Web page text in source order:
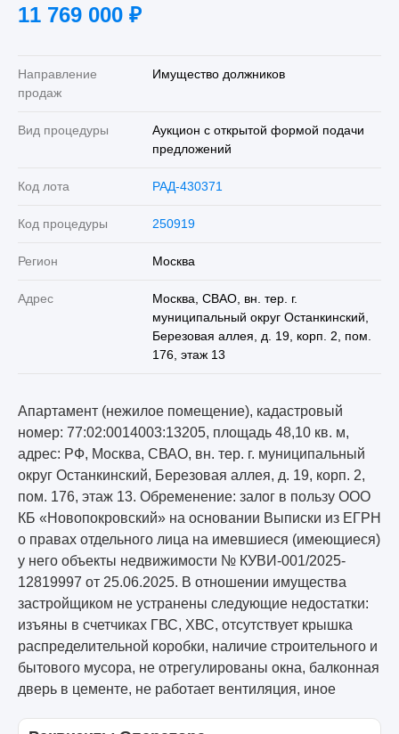
11 769 000 ₽
Направление
продаж
Имущество должников
Вид процедуры
Аукцион с открытой формой подачи
предложений
Код лота РАД-430371
Код процедуры 250919
Регион Москва
Адрес
Москва, СВАО, вн. тер. г.
муниципальный округ Останкинский,
Березовая аллея, д. 19, корп. 2, пом.
176, этаж 13
Апартамент (нежилое помещение), кадастровый
номер: 77:02:0014003:13205, площадь 48,10 кв. м,
адрес: РФ, Москва, СВАО, вн. тер. г. муниципальный
округ Останкинский, Березовая аллея, д. 19, корп. 2,
пом. 176, этаж 13. Обременение: залог в пользу ООО
КБ «Новопокровский» на основании Выписки из ЕГРН
о правах отдельного лица на имевшиеся (имеющиеся)
у него объекты недвижимости № КУВИ-001/2025-
12819997 от 25.06.2025. В отношении имущества
застройщиком не устранены следующие недостатки:
изъяны в счетчиках ГВС, ХВС, отсутствует крышка
распределительной коробки, наличие строительного и
бытового мусора, не отрегулированы окна, балконная
дверь в цементе, не работает вентиляция, иное